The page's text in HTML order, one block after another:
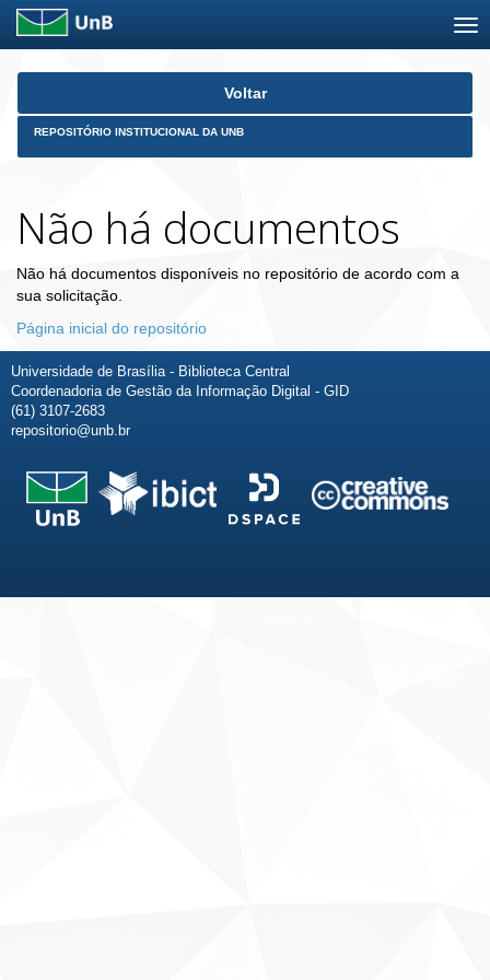
Skip
Voltar
REPOSITÓRIO INSTITUCIONAL DA UNB
Não há documentos
Não há documentos disponíveis no repositório de acordo com a
sua solicitação.
Página inicial do repositório
Universidade de Brasília - Biblioteca Central
Coordenadoria de Gestão da Informação Digital - GID
(61) 3107-2683
repositorio@unb.br